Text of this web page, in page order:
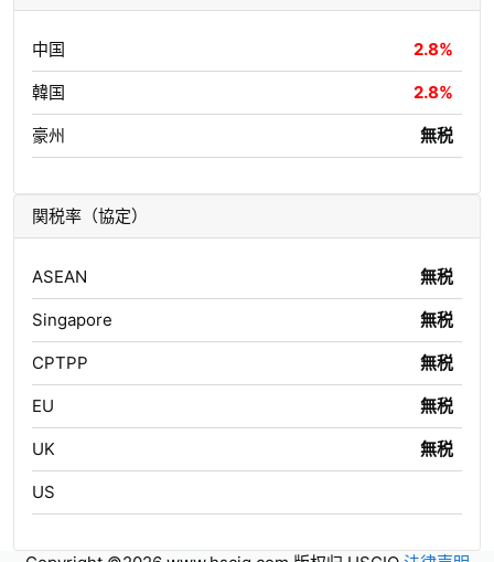
中国 2.8%
韓国 2.8%
豪州 無税
関税率（協定）
ASEAN 無税
Singapore 無税
CPTPP 無税
EU 無税
UK 無税
US